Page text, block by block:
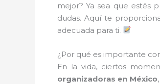
mejor? Ya sea que estés
dudas. Aquí te
adecuada para ti.
¿Por qué es importante
En la vida, ciertos
organizadoras en México